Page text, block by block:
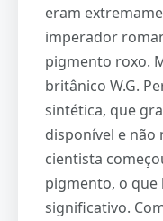
eram
imperador
pigmento roxo.
britânico W.G.
sintética, que
disponível e não
cientista
pigmento, o
significativo.